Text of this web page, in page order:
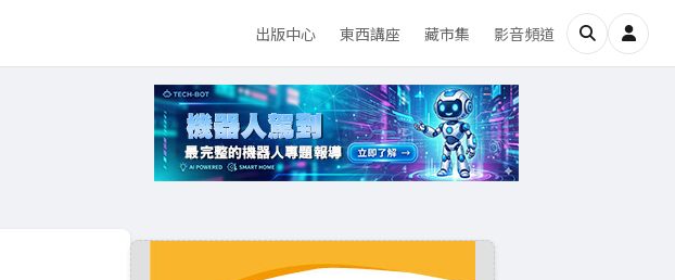
出版中心 東西講座 藏市集 影音頻道